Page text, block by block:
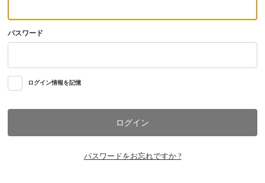
パスワード
ログイン情報を記憶
パスワードをお忘れですか ?